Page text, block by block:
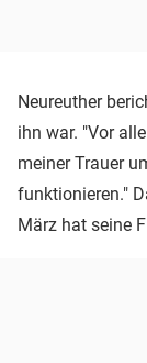
Neureuther
ihn war. "Vor
meiner Trauer
funktionieren."
März hat seine